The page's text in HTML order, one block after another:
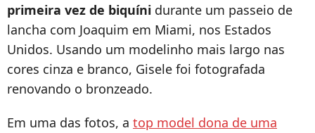
primeira vez de biquíni durante um passeio de
lancha com Joaquim em Miami, nos Estados
Unidos. Usando um modelinho mais largo nas
cores cinza e branco, Gisele foi fotografada
renovando o bronzeado.
Em uma das fotos, a top model dona de uma